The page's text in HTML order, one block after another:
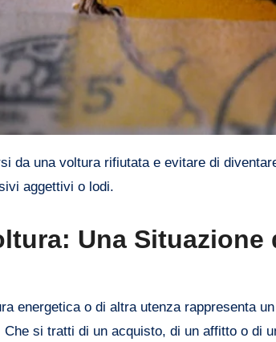
aggettivi o lodi.
Una Situazione
energetica o di altra utenza rappresenta
si tratti di un acquisto, di un affitto o di